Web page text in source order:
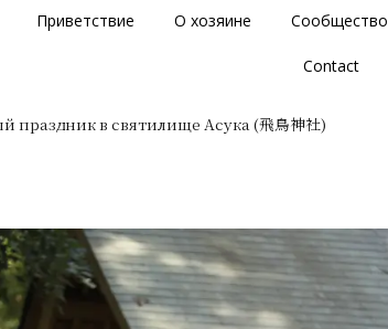
Приветствие О хозяине Сообщество
Contact
праздник в святилище Асука (飛鳥神社)